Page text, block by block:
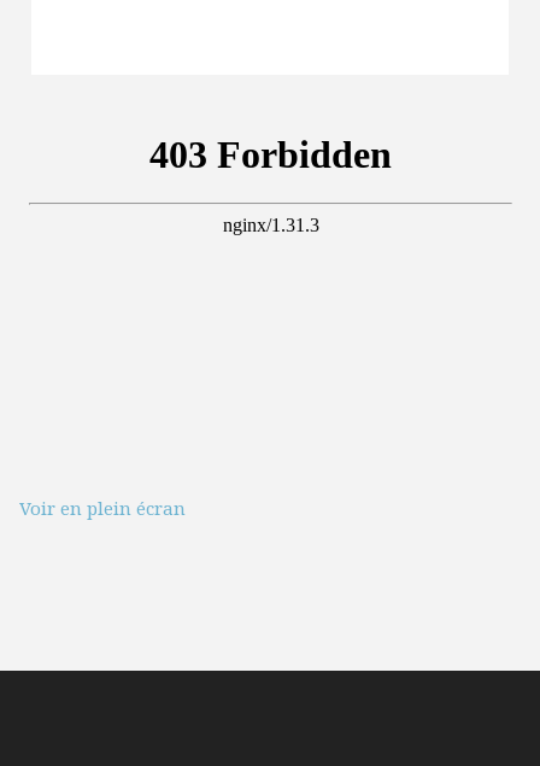
Voir en plein écran